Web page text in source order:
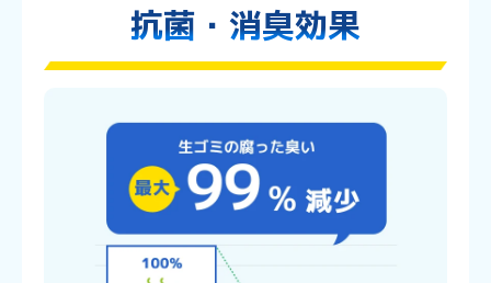
抗菌・ 消臭効果